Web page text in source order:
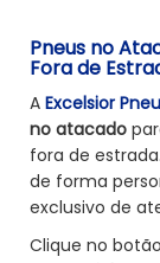
Pneus no
Fora de
A Excelsior
no atacado
fora de
de forma
exclusivo de
Clique no